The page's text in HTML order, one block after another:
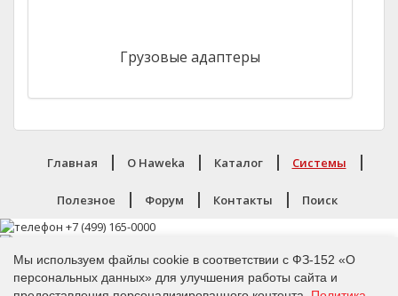
Мы используем файлы cookie в соответствии с ФЗ-152 «О
персональных данных» для улучшения работы сайта и
Грузовые адаптеры
Главная O Haweka Каталог Системы
Полезное Форум Контакты Поиск